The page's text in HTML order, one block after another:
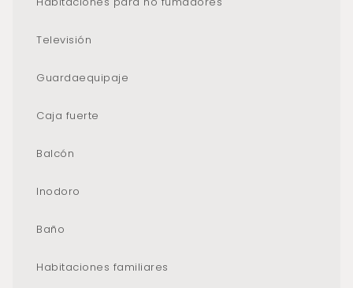
Televisión
Guardaequipaje
Caja fuerte
Balcón
Inodoro
Baño
Habitaciones familiares